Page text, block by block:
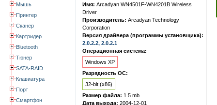
Мышь
Принтер
Сканер
Картридер
Bluetooth
Тюнер
SATA-RAID
Клавиатура
Порт
Смартфон
Имя: Arcadyan WN4501F-WN4201B Wireless
Driver
Производитель: Arcadyan Technology
Corporation
Версия драйвера (программы установщика):
2.0.2.2, 2.0.2.1
Операционная система:
Windows XP
Разрядность ОС:
32-bit (x86)
Размер файла: 1.5 mb
Дата выхода: 2004-12-01